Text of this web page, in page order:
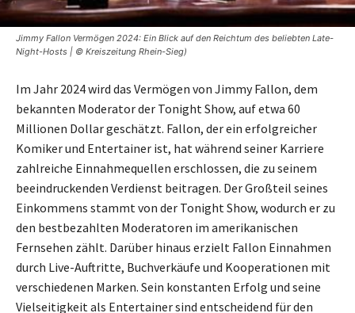
Jimmy Fallon Vermögen 2024: Ein Blick auf den Reichtum des beliebten Late-
Night-Hosts | © Kreiszeitung Rhein-Sieg)
Im Jahr 2024 wird das Vermögen von Jimmy Fallon, dem
bekannten Moderator der Tonight Show, auf etwa 60
Millionen Dollar geschätzt. Fallon, der ein erfolgreicher
Komiker und Entertainer ist, hat während seiner Karriere
zahlreiche Einnahmequellen erschlossen, die zu seinem
beeindruckenden Verdienst beitragen. Der Großteil seines
Einkommens stammt von der Tonight Show, wodurch er zu
den bestbezahlten Moderatoren im amerikanischen
Fernsehen zählt. Darüber hinaus erzielt Fallon Einnahmen
durch Live-Auftritte, Buchverkäufe und Kooperationen mit
verschiedenen Marken. Sein konstanten Erfolg und seine
Vielseitigkeit als Entertainer sind entscheidend für den